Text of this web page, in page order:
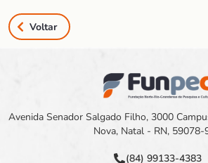
Voltar
Avenida Senador Salgado Filho, 3000
Nova, Natal - RN, 59078-
(84) 99133-4383